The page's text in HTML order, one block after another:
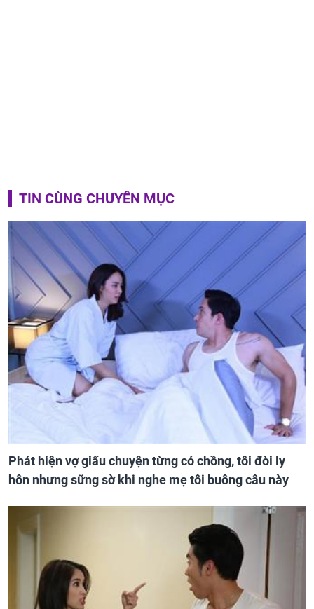
TIN CÙNG CHUYÊN MỤC
Phát hiện vợ giấu chuyện từng có chồng, tôi đòi ly
hôn nhưng sững sờ khi nghe mẹ tôi buông câu này